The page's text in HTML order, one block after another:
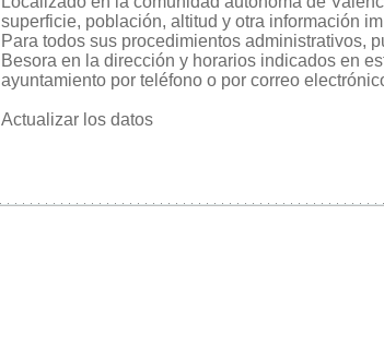
superficie, población, altitud y otra información
Para todos sus procedimientos administrativos,
Besora en la dirección y horarios indicados en
ayuntamiento por teléfono o por correo
Actualizar los datos